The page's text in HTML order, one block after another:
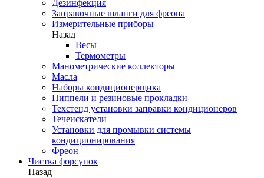
Дезинфекция
Заправочные шланги для фреона
Измерительные приборы
Назад
Весы
Термометры
Манометрические коллекторы
Масла
Наборы кондиционерщика
Ниппели и резиновые прокладки
Техстенд установки заправки кондиционеров
Течеискатели
Установки для промывки системы
кондиционирования
Фреон
Чистка форсунок
Назад